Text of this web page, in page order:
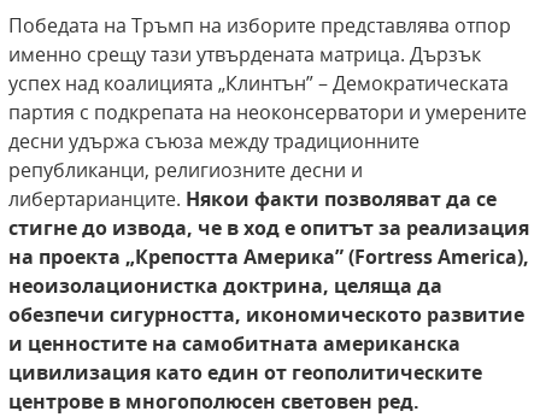
Победата на Тръмп на изборите представлява отпор
именно срещу тази утвърдената матрица. Дързък
успех над коалицията „Клинтън” – Демократическата
партия с подкрепата на неоконсерватори и умерените
десни удържа съюза между традиционните
републиканци, религиозните десни и
либертарианците. Някои факти позволяват да се
стигне до извода, че в ход е опитът за реализация
на проекта „Крепостта Америка” (Fortress America),
неоизолационистка доктрина, целяща да
обезпечи сигурността, икономическото развитие
и ценностите на самобитната американска
цивилизация като един от геополитическите
центрове в многополюсен световен ред.